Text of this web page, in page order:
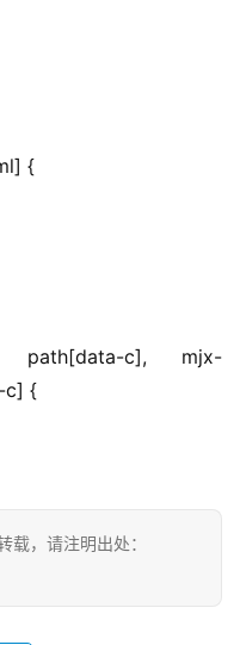
{
path[data-c], mjx-
c] {
，请注明出处：